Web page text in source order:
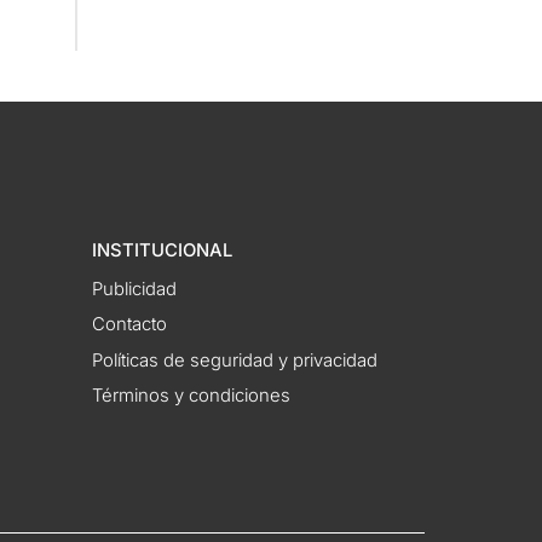
INSTITUCIONAL
Publicidad
Contacto
Políticas de seguridad y privacidad
Términos y condiciones